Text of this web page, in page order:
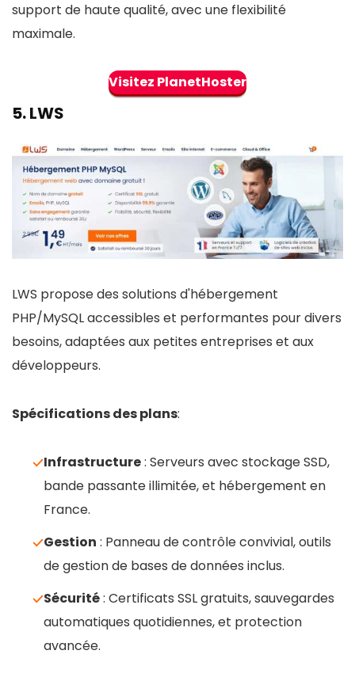
support de haute qualité, avec une flexibilité
maximale.
Visitez PlanetHoster
5.LWS
LWS propose des solutions d'hébergement
PHP/MySQL accessibles et performantes pour divers
besoins, adaptées aux petites entreprises et aux
développeurs.
Spécifications des plans:
Infrastructure: Serveurs avec stockage SSD,
bande passante illimitée, et hébergement en
France.
Gestion : Panneau de contrôle convivial, outils
de gestion de bases de données inclus.
Sécurité: Certificats SSL gratuits, sauvegardes
automatiques quotidiennes, et protection
avancée.